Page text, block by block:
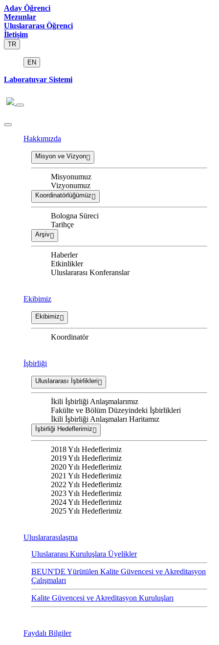
Aday Öğrenci
Mezunlar
Uluslararası Öğrenci
İletişim
TR
EN
Laboratuvar Sistemi
Hakkımızda
Misyon ve Vizyon
Misyonumuz
Vizyonumuz
Koordinatörlüğümüz
Bologna Süreci
Tarihçe
Arşiv
Haberler
Etkinlikler
Uluslararası Konferanslar
Ekibimiz
Ekibimiz
Koordinatör
İşbirliği
Uluslararası İşbirlikleri
İkili İşbirliği Anlaşmalarımız
Fakülte ve Bölüm Düzeyindeki İşbirlikleri
İkili İşbirliği Anlaşmaları Haritamız
İşbirliği Hedeflerimiz
2018 Yılı Hedeflerimiz
2019 Yılı Hedeflerimiz
2020 Yılı Hedeflerimiz
2021 Yılı Hedeflerimiz
2022 Yılı Hedeflerimiz
2023 Yılı Hedeflerimiz
2024 Yılı Hedeflerimiz
2025 Yılı Hedeflerimiz
Uluslararasılaşma
Uluslararası Kuruluşlara Üyelikler
BEUN'DE Yürütülen Kalite Güvencesi ve Akreditasyon
Çalışmaları
Kalite Güvencesi ve Akreditasyon Kuruluşları
Faydalı Bilgiler